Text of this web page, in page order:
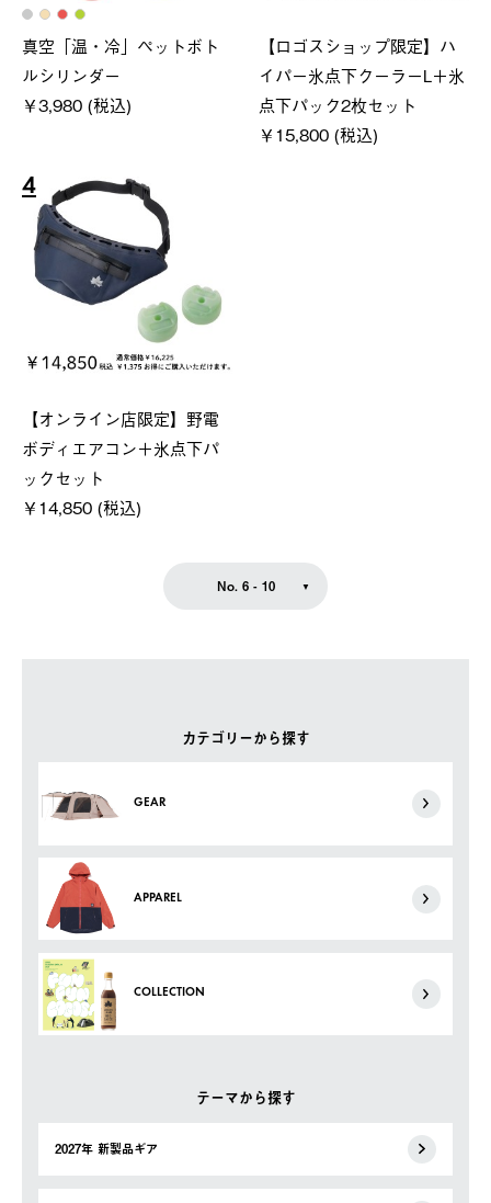
カテゴリーから探す
GEAR
APPAREL
COLLECTION
テーマから探す
2027年 新製品ギア
真空「温・冷」ペットボト
ルシリンダー
￥3,980 (税込)
【ロゴスショップ限定】ハ
イパー氷点下クーラーL＋氷
点下パック2枚セット
￥15,800 (税込)
4
【オンライン店限定】野電
ボディエアコン＋氷点下パ
ックセット
￥14,850 (税込)
No. 6 - 10